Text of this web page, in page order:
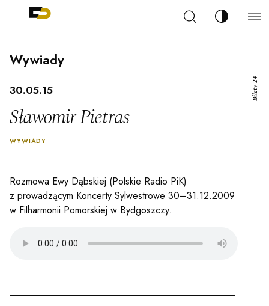
Szukaj Zmień
Wywiady
30.05.15
Sławomir Pietras
WYWIADY
Rozmowa Ewy Dąbskiej (Polskie Radio PiK)
z prowadzącym Koncerty Sylwestrowe 30–31.12.2009
w Filharmonii Pomorskiej w Bydgoszczy.
Bilety 24